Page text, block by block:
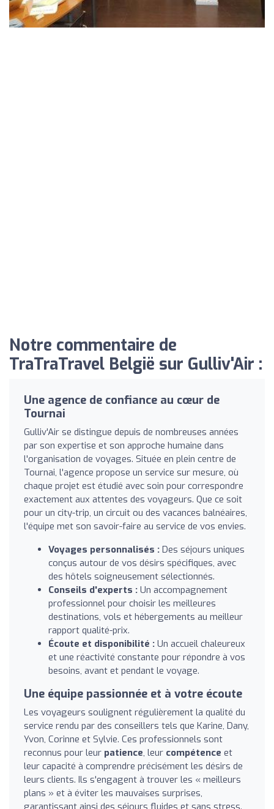
Notre commentaire de
TraTraTravel België sur Gulliv'Air :
Une agence de confiance au cœur de
Tournai
Gulliv'Air se distingue depuis de nombreuses années
par son expertise et son approche humaine dans
l'organisation de voyages. Située en plein centre de
Tournai, l'agence propose un service sur mesure, où
chaque projet est étudié avec soin pour correspondre
exactement aux attentes des voyageurs. Que ce soit
pour un city-trip, un circuit ou des vacances balnéaires,
l'équipe met son savoir-faire au service de vos envies.
Voyages personnalisés : Des séjours uniques
conçus autour de vos désirs spécifiques, avec
des hôtels soigneusement sélectionnés.
Conseils d'experts : Un accompagnement
professionnel pour choisir les meilleures
destinations, vols et hébergements au meilleur
rapport qualité-prix.
Écoute et disponibilité : Un accueil chaleureux
et une réactivité constante pour répondre à vos
besoins, avant et pendant le voyage.
Une équipe passionnée et à votre écoute
Les voyageurs soulignent régulièrement la qualité du
service rendu par des conseillers tels que Karine, Dany,
Yvon, Corinne et Sylvie. Ces professionnels sont
reconnus pour leur patience, leur compétence et
leur capacité à comprendre précisément les désirs de
leurs clients. Ils s'engagent à trouver les « meilleurs
plans » et à éviter les mauvaises surprises,
garantissant ainsi des séjours fluides et sans stress.